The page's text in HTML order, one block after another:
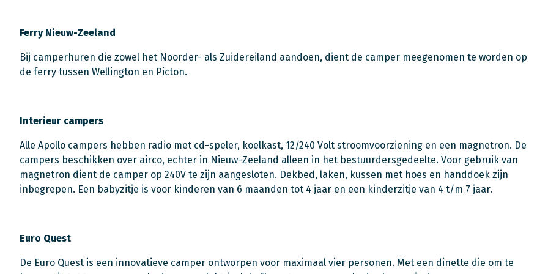
Ferry Nieuw-Zeeland
Bij camperhuren die zowel het Noorder- als Zuidereiland aandoen, dient de camper meegenomen te worden op
de ferry tussen Wellington en Picton.
Interieur campers
Alle Apollo campers hebben radio met cd-speler, koelkast, 12/240 Volt stroomvoorziening en een magnetron. De
campers beschikken over airco, echter in Nieuw-Zeeland alleen in het bestuurdersgedeelte. Voor gebruik van
magnetron dient de camper op 240V te zijn aangesloten. Dekbed, laken, kussen met hoes en handdoek zijn
inbegrepen. Een babyzitje is voor kinderen van 6 maanden tot 4 jaar en een kinderzitje van 4 t/m 7 jaar.
Euro Quest
De Euro Quest is een innovatieve camper ontworpen voor maximaal vier personen. Met een dinette die om te